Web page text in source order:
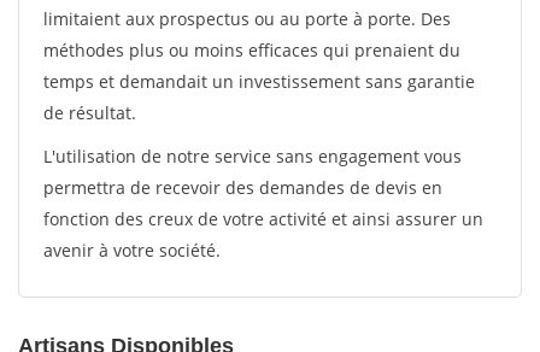
limitaient aux prospectus ou au porte à porte. Des
méthodes plus ou moins efficaces qui prenaient du
temps et demandait un investissement sans garantie
de résultat.
L'utilisation de notre service sans engagement vous
permettra de recevoir des demandes de devis en
fonction des creux de votre activité et ainsi assurer un
avenir à votre société.
Artisans Disponibles